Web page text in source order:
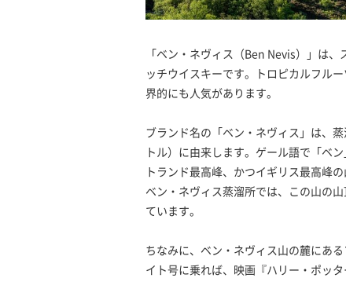
「ベン・ネヴィス（Ben Nevis）」は
ッチウイスキーです。トロピカルフル
界的にも人気があります。
ブランド名の「ベン・ネヴィス」は、
トル）に由来します。ゲール語で「ベ
トランド最高峰、かつイギリス最高峰
ベン・ネヴィス蒸溜所では、この山の
ています。
ちなみに、ベン・ネヴィス山の麓にあ
イト号に乗れば、映画『ハリー・ポッ